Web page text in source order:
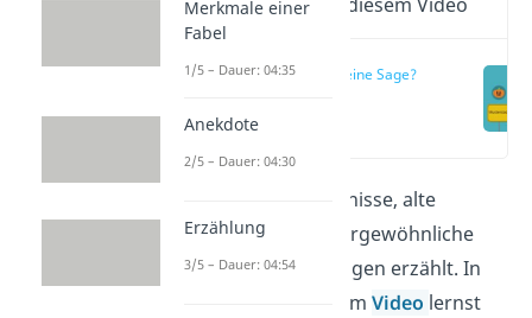
Was ist eine Sage?
Über besondere Ereignisse, alte
Traditionen oder außergewöhnliche
Ortsnamen werden Sagen erzählt. In
unserem Beitrag und imVideo lernst
Merkmale einer
Fabel
1/5 – Dauer: 04:35
Anekdote
2/5 – Dauer: 04:30
Erzählung
3/5 – Dauer: 04:54